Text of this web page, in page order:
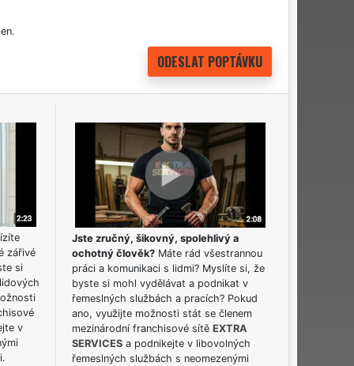
zářivé
si
v
Jste zručný, šikovný, spolehlivý a
ochotný člověk? Máte rád všestrannou
práci a komunikaci s lidmi? Myslíte si, že
byste si mohl vydělávat a podnikat v
řemeslných službách a pracích? Pokud
ano, využijte možnosti stát se členem
mezinárodní franchisové sítěEXTRA
SERVICES a podnikejte v libovolných
řemeslných službách s neomezenými